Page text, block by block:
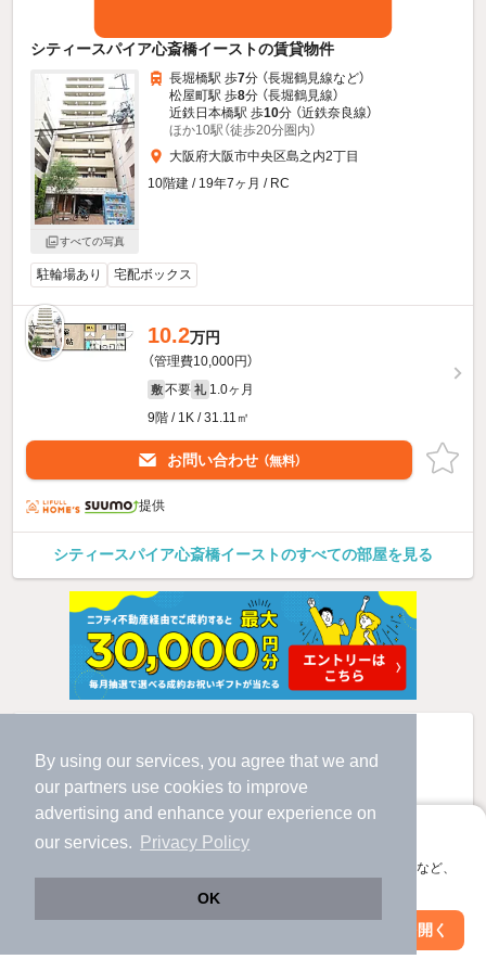
By using our services, you agree that we and
our partners use cookies to improve
advertising and enhance your experience on
our services.
Privacy Policy
OK
アプリに切り替えて、サクサクお部屋探し
会員登録なしですぐ使える。マップ検索やお気に入り保存など、
アプリを開く
シティースパイア心斎橋イーストの賃貸物件
すべての写真
長堀橋駅 歩7分 （長堀鶴見線など）
松屋町駅 歩8分 （長堀鶴見線）
近鉄日本橋駅 歩10分 （近鉄奈良線）
ほか10駅（徒歩20分圏内）
大阪府大阪市中央区島之内2丁目
10階建 / 19年7ヶ月 / RC
駐輪場あり 宅配ボックス
10.2万円
（管理費10,000円）
敷 不要 礼 1.0ヶ月
9階 / 1K / 31.11㎡
お問い合わせ （無料）
提供
シティースパイア心斎橋イーストのすべての部屋を見る
絞り込み条件を変更